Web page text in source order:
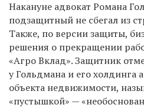
Накануне адвокат Романа
подзащитный не сбегал из
Также, по версии защиты,
решения о прекращении
«Агро Вклад». Защитник
у Гольдмана и его холдинга
объекта недвижимости,
«пустышкой» —